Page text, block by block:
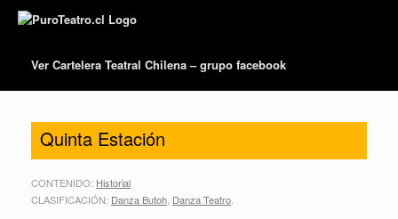
Ver Cartelera Teatral Chilena – grupo facebook
Quinta Estación
CONTENIDO: Historial
CLASIFICACIÓN: Danza Butoh Danza Teatro